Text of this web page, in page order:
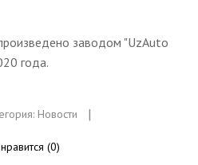
заводом "UzAuto
года.⠀
Новости
(0)